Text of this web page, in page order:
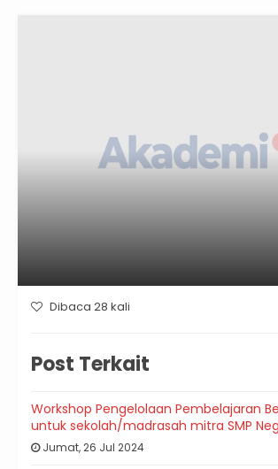
Dibaca 28 kali
Post Terkait
Workshop Pengelolaan Pembelajaran
untuk sekolah/madrasah mitra SMP
Jumat, 26 Jul 2024